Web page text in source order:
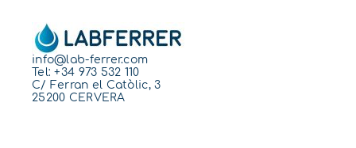
info@lab-ferrer.com
Tel:+34 973 532 110
C/ Ferran el Catòlic, 3
25200 CERVERA